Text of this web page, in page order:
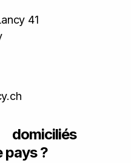
41
pays ?